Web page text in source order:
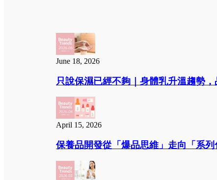
June 18, 2026
只說保濕已經不夠｜身體乳升溫趨勢
April 15, 2026
保養品開發從「爆品思維」走向「系